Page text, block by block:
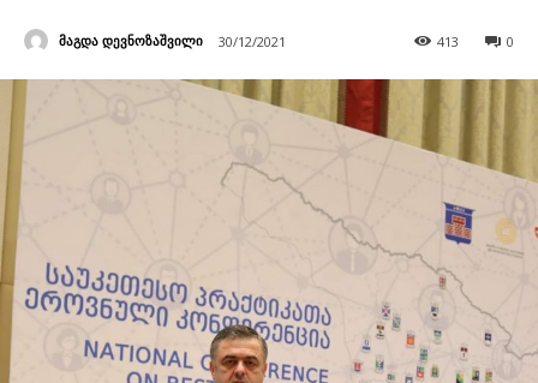
მაგდა დევნოზაშვილი 30/12/2021 0
413